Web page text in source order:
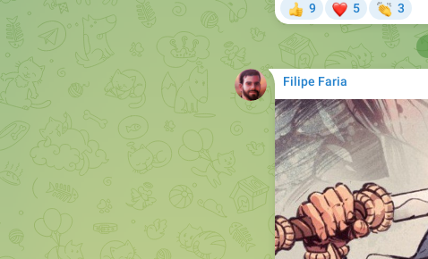
👍
9
❤
5
👏
3
Filipe Faria